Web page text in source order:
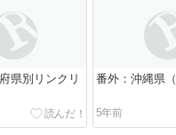
県別リンクリ
番外：沖縄県
5年前